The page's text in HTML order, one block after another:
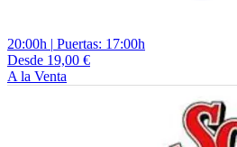
20:00h | Puertas: 17:00h
Desde 19,00 €
A la Venta